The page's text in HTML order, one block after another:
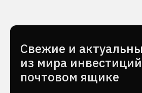
Cвежие и
из мира
почтовом ящике